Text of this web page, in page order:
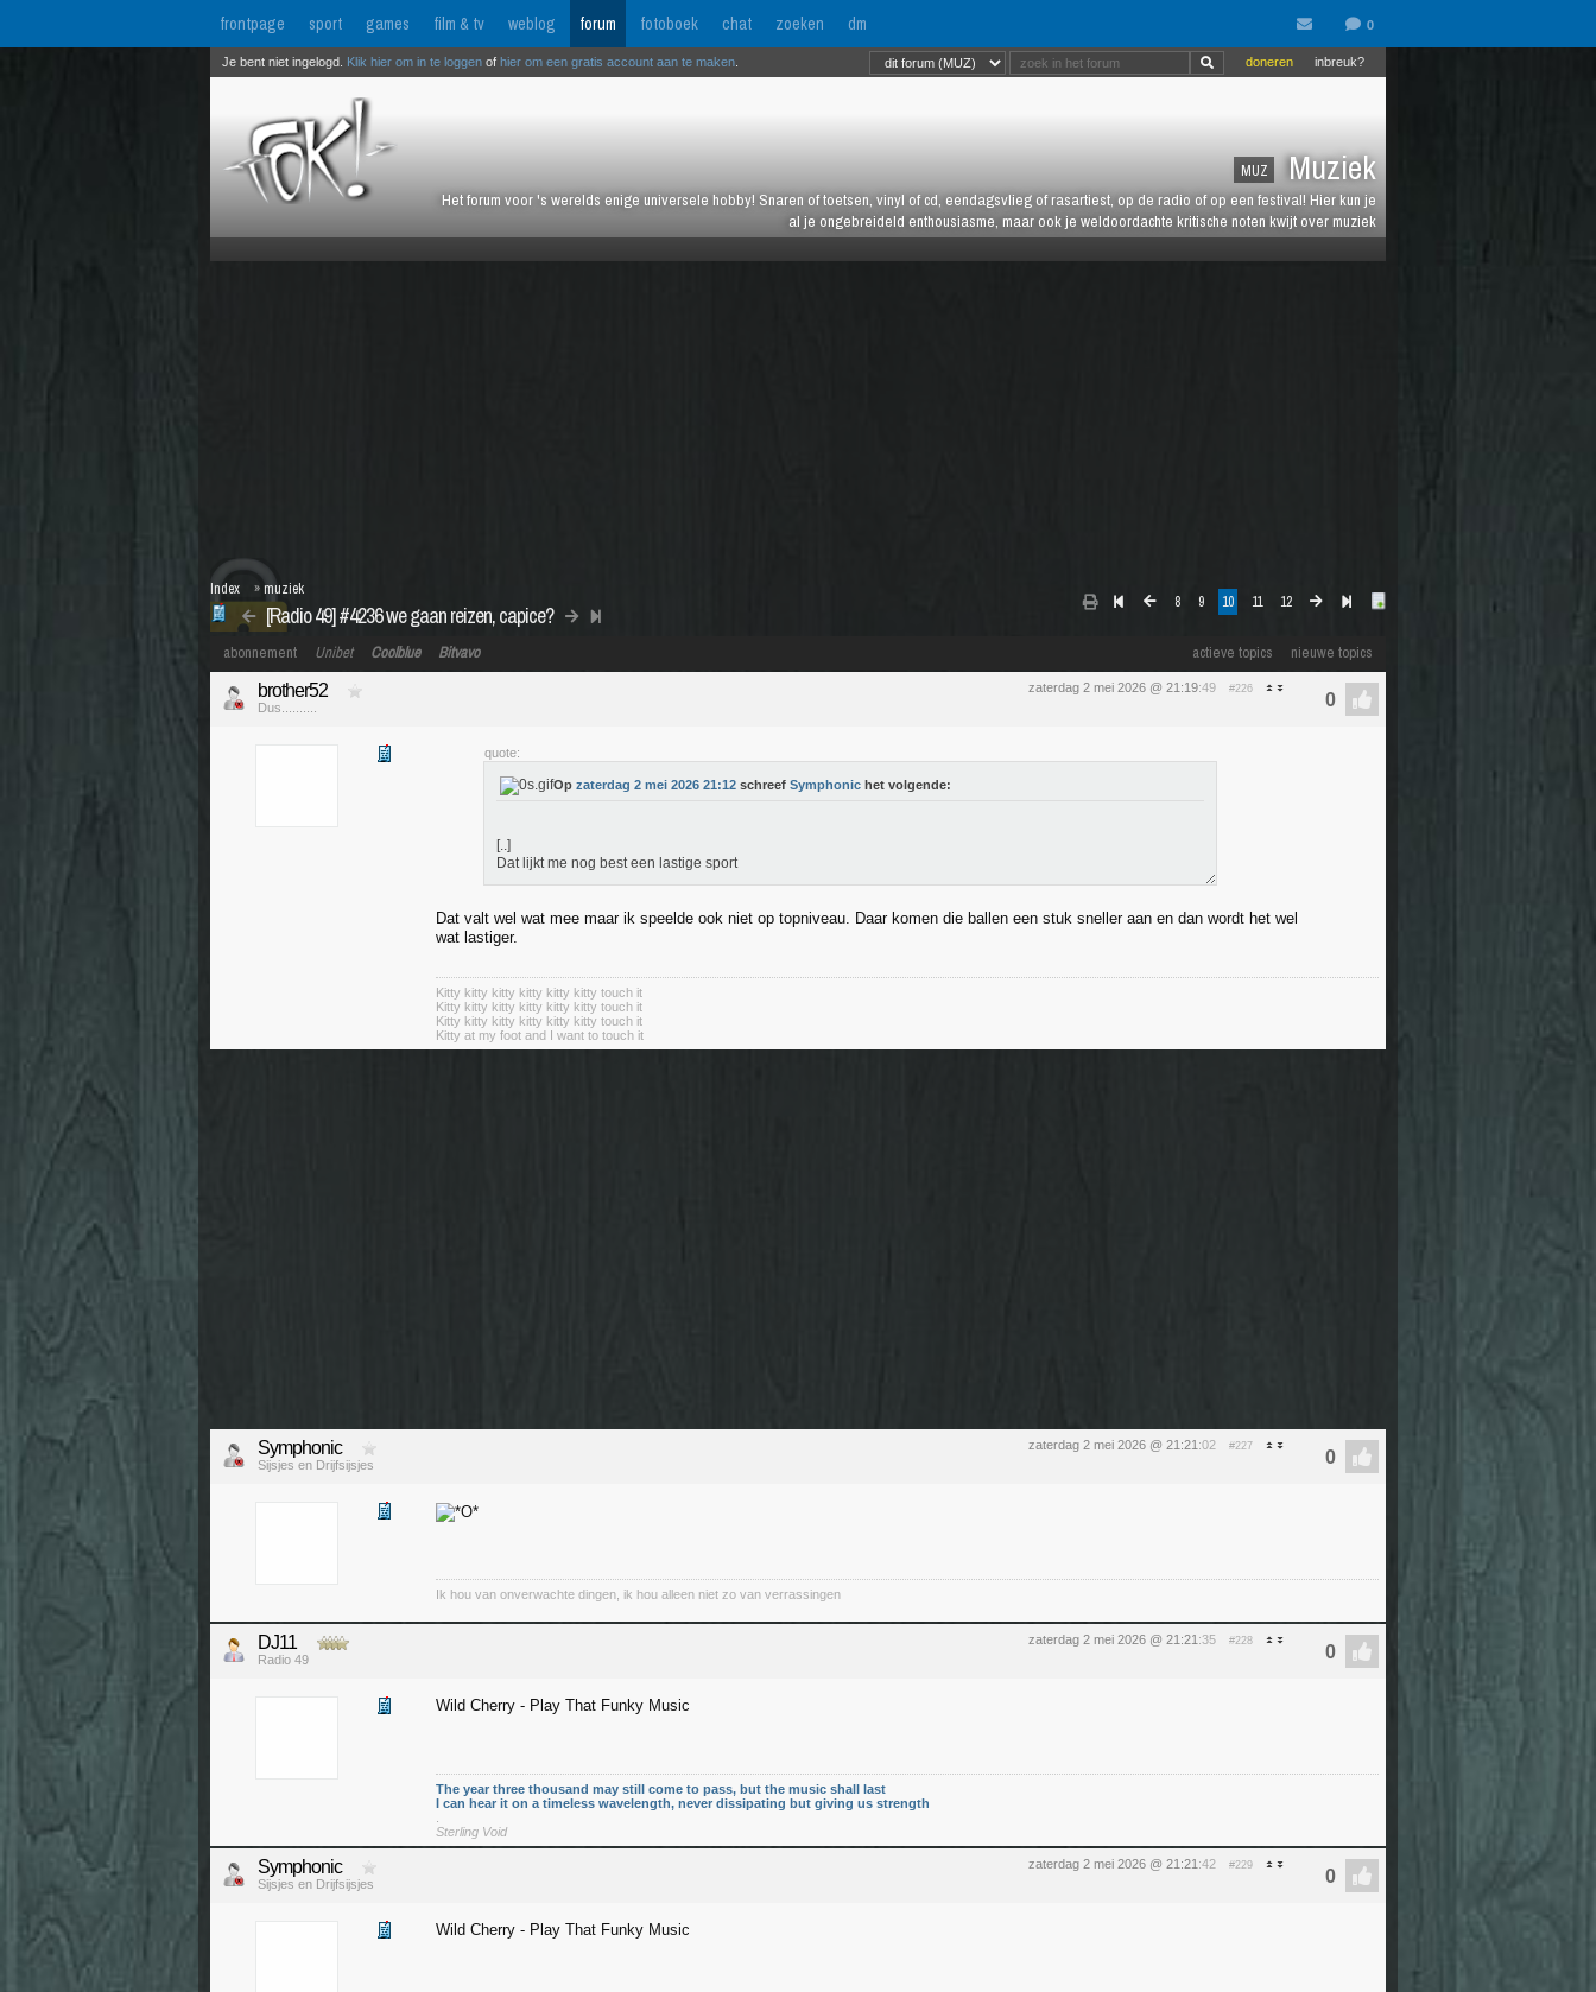
frontpage sport games film & tv weblog forum fotoboek chat zoeken dm
MUZ Muziek
Het forum voor 's werelds enige universele hobby! Snaren of toetsen, vinyl of cd, eendagsvlieg of rasartiest, op de radio of op een festival! Hier kun je
al je ongebreideld enthousiasme, maar ook je weldoordachte kritische noten kwijt over muziek
inbreuk?
doneren
Je bent niet ingelogd. Klik hier om in te loggen of hier om een gratis account aan te maken
8 9 10 11 12
[Radio 49] #4236 we gaan reizen, capice?
Index » muziek
actieve topics nieuwe topics
abonnement Unibet Coolblue Bitvavo
zaterdag 2 mei 2026 @ 21:19:49 #226
brother52
Dus..........
quote:
Op zaterdag 2 mei 2026 21:12 schreef Symphonic het volgende:
[..]
Dat lijkt me nog best een lastige sport
Dat valt wel wat mee maar ik speelde ook niet op topniveau. Daar komen die ballen een stuk sneller aan en dan wordt het wel
wat lastiger.
Kitty kitty kitty kitty kitty kitty touch it
Kitty kitty kitty kitty kitty kitty touch it
Kitty kitty kitty kitty kitty kitty touch it
Kitty at my foot and I want to touch it
zaterdag 2 mei 2026 @ 21:21 :02 #227
Symphonic
Sijsjes en Drijfsijsjes
Ik hou van onverwachte dingen, ik hou alleen niet zo van verrassingen
zaterdag 2 mei 2026 @ 21:21 :35 #228
DJ11
Radio 49
Wild Cherry - Play That Funky Music
The year three thousand may still come to pass, but the music shall last
I can hear it on a timeless wavelength, never dissipating but giving us strength
Sterling Void
zaterdag 2 mei 2026 @ 21:21 :42 #229
Symphonic
Sijsjes en Drijfsijsjes
Wild Cherry - Play That Funky Music